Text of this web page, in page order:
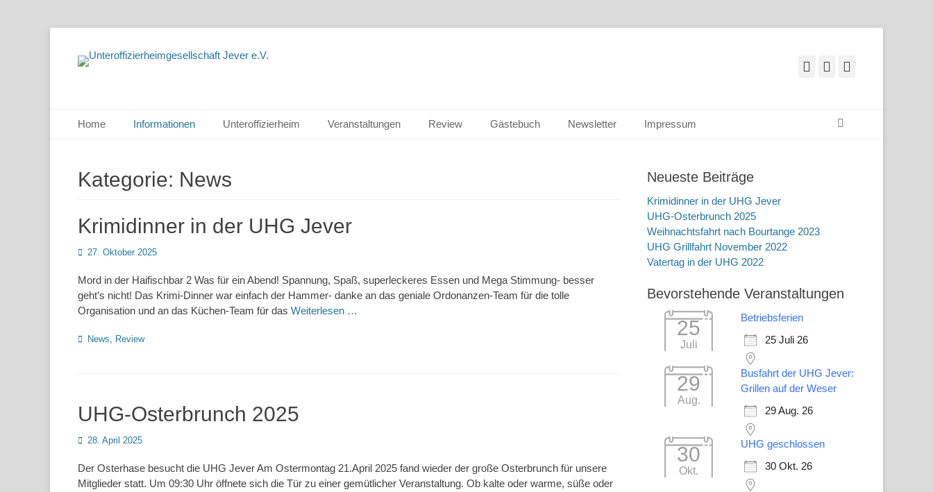
Unteroffizierheimgesellschaft Jever e.V.
Homepage der UHG Jever e.V. Website
Primäres Menü
Inhalt
Home Informationen Unteroffizierheim Veranstaltungen Review Gästebuch Newsletter Impressum
Kategorie: News
Krimidinner in der UHG Jever
Posted
27. Oktober 2025
Mord in der Haifischbar 2 Was für ein Abend! Spannung, Spaß, superleckeres Essen und Mega Stimmung- besser
geht’s nicht! Das Krimi-Dinner war einfach der Hammer- danke an das geniale Ordonanzen-Team für die tolle
Organisation und an das Küchen-Team für das Weiterlesen …
Kategorien
News, Review
UHG-Osterbrunch 2025
Posted
28. April 2025
Der Osterhase besucht die UHG Jever Am Ostermontag 21.April 2025 fand wieder der große Osterbrunch für unsere
Mitglieder statt. Um 09:30 Uhr öffnete sich die Tür zu einer gemütlicher Veranstaltung. Ob kalte oder warme, süße oder
Neueste Beiträge
Krimidinner in der UHG Jever
UHG-Osterbrunch 2025
Weihnachtsfahrt nach Bourtange 2023
UHG Grillfahrt November 2022
Vatertag in der UHG 2022
Bevorstehende Veranstaltungen
25
Juli
Betriebsferien
25 Juli 26
29
Aug.
Busfahrt der UHG Jever:
Grillen auf der Weser
29 Aug. 26
30
Okt.
UHG geschlossen
30 Okt. 26